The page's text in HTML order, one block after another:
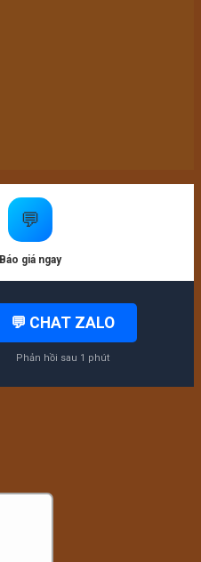
💬
Báo giá ngay
💬 CHAT ZALO
Phản hồi sau 1 phút